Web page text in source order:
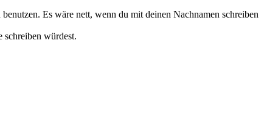
Es wäre nett, wenn du mit deinen Nachnamen schreiben
würdest.